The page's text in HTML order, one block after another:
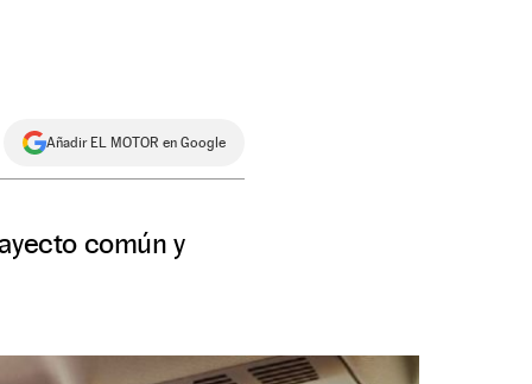
Añadir EL MOTOR en Google
común y